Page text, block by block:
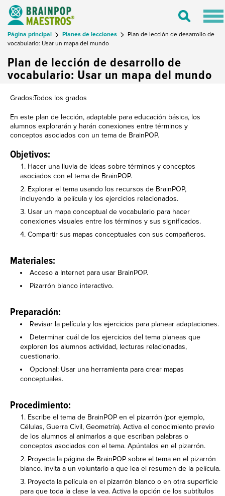
Toggle
Página principal Planes de lecciones
Plan de lección de desarrollo de
vocabulario: Usar un mapa del mundo
Plan de lección de desarrollo de
vocabulario: Usar un mapa del mundo
Grados:Todos los grados
En este plan de lección, adaptable para educación básica, los
alumnos explorarán y harán conexiones entre términos y
conceptos asociados con un tema de BrainPOP.
Objetivos:
Hacer una lluvia de ideas sobre términos y conceptos
asociados con el tema de BrainPOP.
Explorar el tema usando los recursos de BrainPOP,
incluyendo la película y los ejercicios relacionados.
Usar un mapa conceptual de vocabulario para hacer
conexiones visuales entre los términos y sus significados.
Compartir sus mapas conceptuales con sus compañeros.
Materiales:
Acceso a Internet para usar BrainPOP.
Pizarrón blanco interactivo.
Preparación:
Revisar la película y los ejercicios para planear adaptaciones.
Determinar cuál de los ejercicios del tema planeas que
exploren los alumnos actividad, lecturas relacionadas,
cuestionario.
Opcional: Usar una herramienta para crear mapas
conceptuales.
Procedimiento:
Escribe el tema de BrainPOP en el pizarrón (por ejemplo,
Células, Guerra Civil, Geometría). Activa el conocimiento previo
de los alumnos al animarlos a que escriban palabras o
conceptos asociados con el tema. Apúntalos en el pizarrón.
Proyecta la página de BrainPOP sobre el tema en el pizarrón
blanco. Invita a un voluntario a que lea el resumen de la película.
Proyecta la película en el pizarrón blanco o en otra superficie
para que toda la clase la vea. Activa la opción de los subtítulos